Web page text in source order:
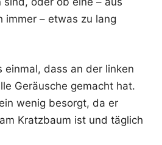
immer – etwas zu lang
einmal, dass an der linken
Geräusche gemacht hat.
wenig besorgt, da er
Kratzbaum ist und täglich